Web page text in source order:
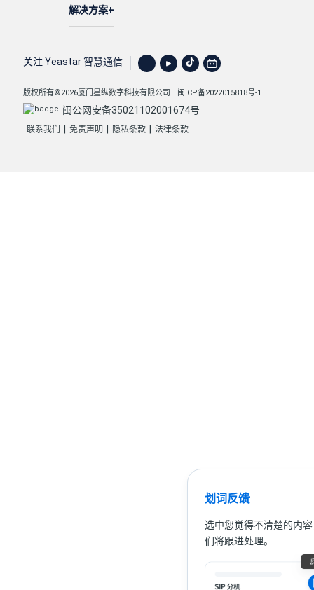
划词反馈
选中您觉得不清楚的内
们将跟进处理。
解决方案
关注 Yeastar 智慧通信
版权所有©2026厦门星纵数字科技有限公司 闽ICP备2022015818号-1
闽公网安备35021102001674号
联系我们 免责声明 隐私条款 法律条款